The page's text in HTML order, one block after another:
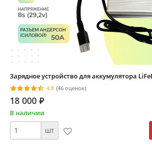
Зарядное устройство для аккумулятора
4.8 (46 оценок)
18 000 ⃏
В наличии
шт